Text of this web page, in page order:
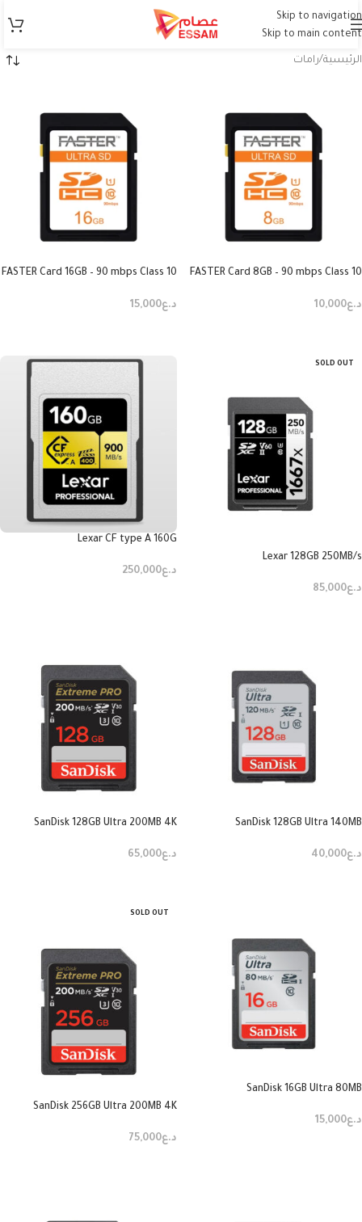
Skip to navigation
Skip to main content
الرئيسية رامات
FASTER Card 8GB – 90 mbps Class 10
د.ع10,000
FASTER Card 16GB – 90 mbps Class 10
د.ع15,000
SOLD OUT
Lexar 128GB 250MB/s
د.ع85,000
Lexar CF type A 160G
د.ع250,000
SanDisk 128GB Ultra 140MB
د.ع40,000
SanDisk 128GB Ultra 200MB 4K
د.ع65,000
SanDisk 16GB Ultra 80MB
د.ع15,000
SOLD OUT
SanDisk 256GB Ultra 200MB 4K
د.ع75,000